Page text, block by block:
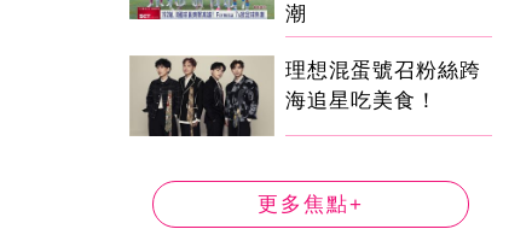
潮
理想混蛋號召粉絲跨
海追星吃美食！
更多焦點+